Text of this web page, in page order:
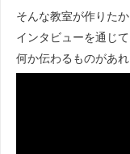
そんな教室が作りた
インタビューを通じ
何か伝わるものがあれ